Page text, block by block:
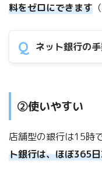
料をゼロにできます
ネット銀行の
②使いやすい
店舗型の銀行は15時
ト銀行は、ほぼ365